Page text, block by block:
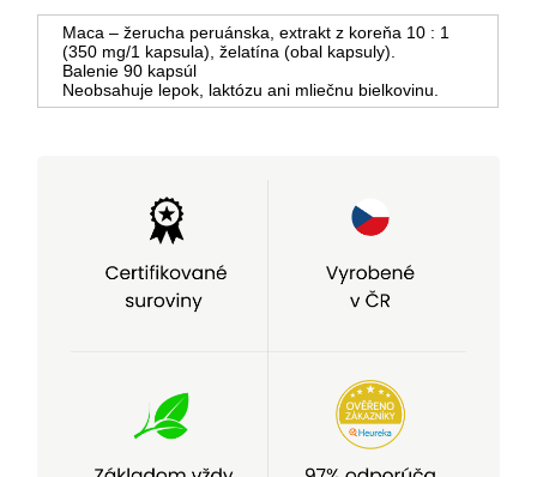
Maca – žerucha peruánska, extrakt z koreňa 10 : 1
(350 mg/1 kapsula), želatína (obal kapsuly).
Balenie 90 kapsúl
Neobsahuje lepok, laktózu ani mliečnu bielkovinu.